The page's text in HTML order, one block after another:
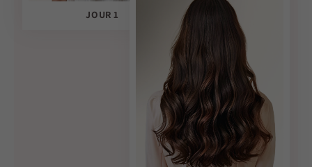
JOUR 1